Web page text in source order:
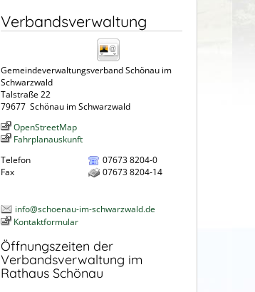
Verbandsverwaltung
Gemeindeverwaltungsverband Schönau im
Schwarzwald
Talstraße 22
79677 Schönau im Schwarzwald
OpenStreetMap
Fahrplanauskunft
Telefon
07673 8204-0
Fax
07673 8204-14
info@schoenau-im-schwarzwald.de
Kontaktformular
Öffnungszeiten der
Verbandsverwaltung im
Rathaus Schönau